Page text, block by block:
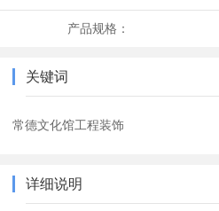
产品规格：
关键词
常德文化馆工程装饰
详细说明